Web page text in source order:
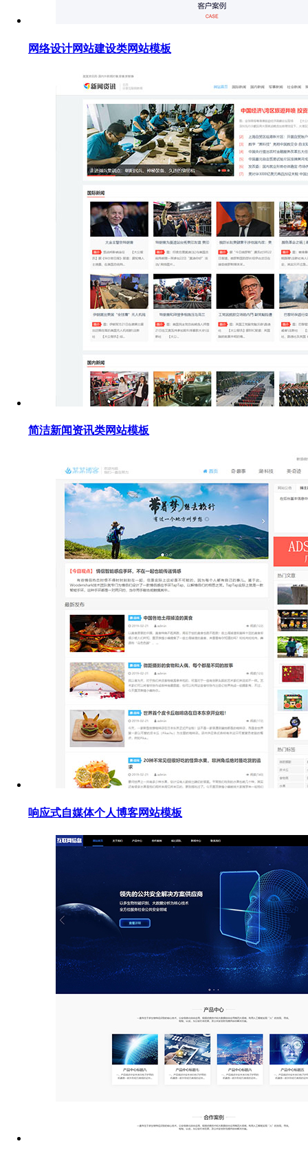
网络设计网站建设类网站模板
简洁新闻资讯类网站模板
响应式自媒体个人博客网站模板